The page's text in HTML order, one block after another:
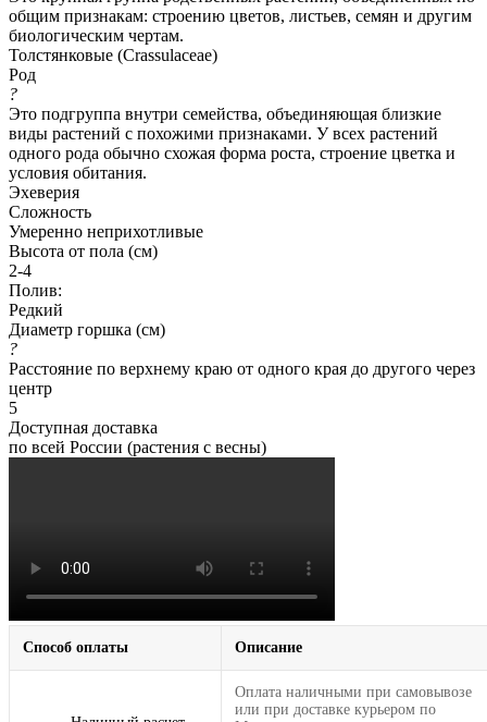
общим признакам: строению цветов, листьев, семян и другим
биологическим чертам.
Толстянковые (Crassulaceae)
Род
?
Это подгруппа внутри семейства, объединяющая близкие
виды растений с похожими признаками. У всех растений
одного рода обычно схожая форма роста, строение цветка и
условия обитания.
Эхеверия
Сложность
Умеренно неприхотливые
Высота от пола (см)
2-4
Полив:
Редкий
Диаметр горшка (см)
?
Расстояние по верхнему краю от одного края до другого через
центр
5
Доступная доставка
по всей России (растения с весны)
Способ оплаты Описание
Оплата наличными при самовывозе
или при доставке курьером по